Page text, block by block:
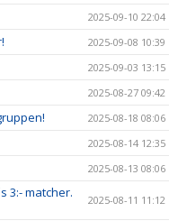
2025-09-10 22:04
2025-09-08 10:39
2025-09-03 13:15
2025-08-27 09:42
2025-08-18 08:06
2025-08-14 12:35
2025-08-13 08:06
3:- matcher.
2025-08-11 11:12